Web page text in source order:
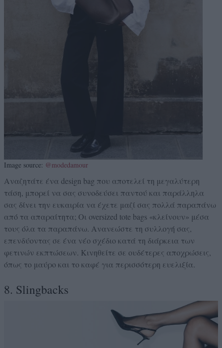
Image source: @modedamour
Αναζητάτε ένα design bag που αποτελεί τη μεγαλύτερη
τάση, μπορεί να σας συνοδεύσει παντού και παράλληλα
σας δίνει την ευκαιρία να έχετε μαζί σας πολλά παραπάνω
από τα απαραίτητα; Οι oversized tote bags «κλείνουν» μέσα
τους όλα τα παραπάνω. Ανανεώστε τη συλλογή σας,
επενδύοντας σε ένα νέο σχέδιο κατά τη διάρκεια των
φετινών εκπτώσεων. Κινηθείτε σε ουδέτερες αποχρώσεις,
όπως το μαύρο και το καφέ για περισσότερη ευελιξία.
8. Slingbacks